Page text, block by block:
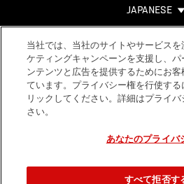
JAPANESE
Footer ヘルプ
当社では、当社のサイトやサービス
ケティングキャンペーンを支援し、パ
ンテンツと広告を提供するためにお
ています。プライバシー権を行使する
リックしてください。詳細はプライ
さい。
あなたのプライバ
すべて拒否す